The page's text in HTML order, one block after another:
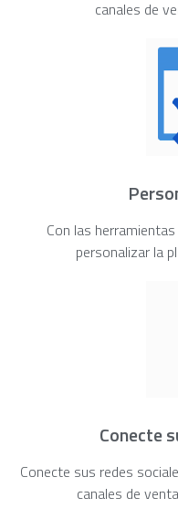
canales de
Con las
personalizar la
Conecte
Conecte sus redes
canales de